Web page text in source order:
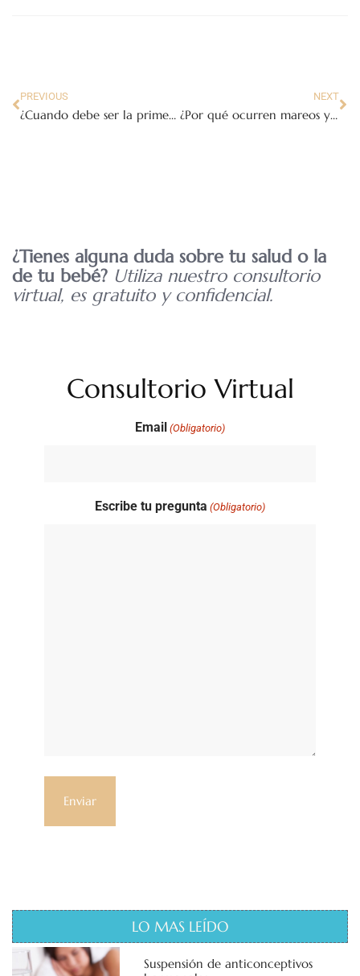
PREVIOUS
¿Cuando debe ser la primera consulta prenatal?
NEXT
¿Por qué ocurren mareos y desmayos durante el embarazo?
¿Tienes alguna duda sobre tu salud o la
de tu bebé? Utiliza nuestro consultorio
virtual, es gratuito y confidencial.
Consultorio Virtual
Email (Obligatorio)
Escribe tu pregunta (Obligatorio)
LO MAS LEÍDO
Suspensión de anticonceptivos